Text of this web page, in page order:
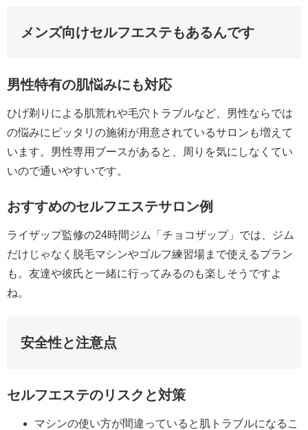
メンズ向けセルフエステもあるんです
男性特有の肌悩みにも対応
ひげ剃りによる肌荒れや毛穴トラブルなど、男性ならでは
の悩みにピッタリの施術が用意されているサロンも増えて
います。男性専用ブースがあると、周りを気にしなくてい
いので通いやすいです。
おすすめのセルフエステサロン例
ライザップ監修の24時間ジム「チョコザップ」では、ジム
だけじゃなく脱毛マシンやゴルフ練習場まで使えるプラン
も。友達や彼氏と一緒に行ってみるのも楽しそうですよ
ね。
安全性と注意点
セルフエステのリスクと対策
マシンの使い方が間違っていると肌トラブルになるこ